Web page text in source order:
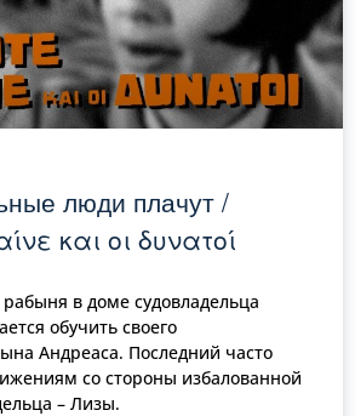
люди плачут /
και οι δυνατοί
в доме судовладельца
обучить своего
Андреаса. Последний часто
со стороны избалованной
– Лизы.